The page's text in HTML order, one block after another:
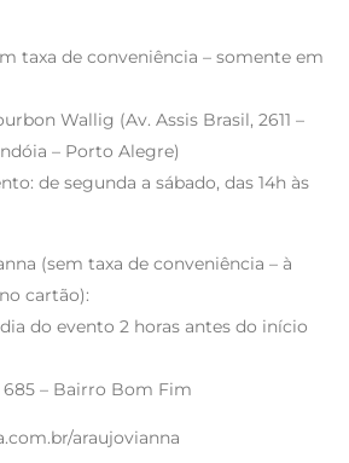
taxa de conveniência – somente em
Wallig (Av. Assis Brasil, 2611 –
– Porto Alegre)
de segunda a sábado, das 14h às
(sem taxa de conveniência – à
cartão):
do evento 2 horas antes do início
685 – Bairro Bom Fim
araujovianna